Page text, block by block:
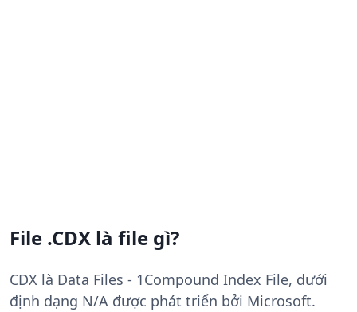
File .CDX là file gì?
CDX là Data Files - 1Compound Index File, dưới
định dạng N/A được phát triển bởi Microsoft.